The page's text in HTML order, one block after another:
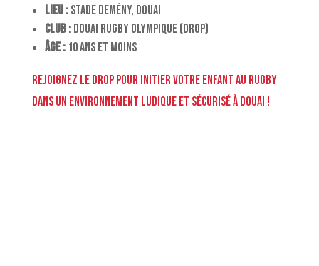
Lieu :Stade Demény, Douai
Club :Douai Rugby Olympique (DROP)
Âge :10 ans et moins
Rejoignez le DROP pour initier votre enfant au rugby
dans un environnement ludique et sécurisé à Douai !